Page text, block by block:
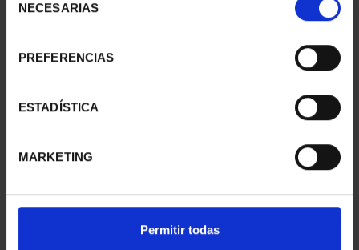
NECESARIAS
PREFERENCIAS
ESTADÍSTICA
MARKETING
Permitir todas
1 Productos encontrados
CAPITALES ESPAÑOLAS